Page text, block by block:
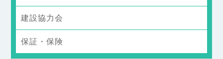
建設協力会
保証・保険